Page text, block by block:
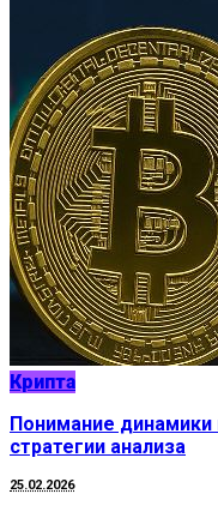
Крипта
Понимание
стратегии анализа
25.02.2026